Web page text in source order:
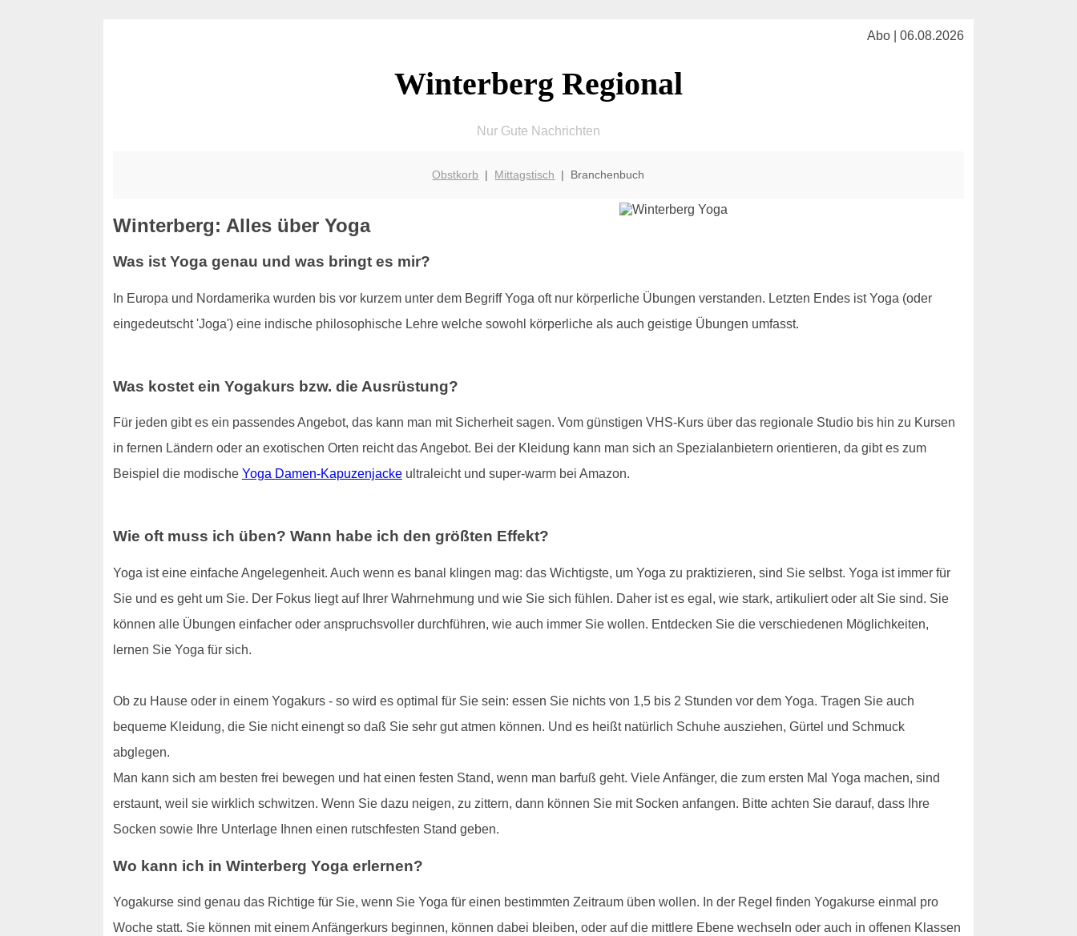
Abo | 06.08.2026
Winterberg Regional
Nur Gute Nachrichten
Obstkorb | Mittagstisch | Branchenbuch
Winterberg: Alles über Yoga
Was ist Yoga genau und was bringt es mir?
In Europa und Nordamerika wurden bis vor kurzem unter dem Begriff Yoga oft nur körperliche Übungen verstanden. Letzten Endes ist Yoga (oder
eingedeutscht 'Joga') eine indische philosophische Lehre welche sowohl körperliche als auch geistige Übungen umfasst.
Was kostet ein Yogakurs bzw. die Ausrüstung?
Für jeden gibt es ein passendes Angebot, das kann man mit Sicherheit sagen. Vom günstigen VHS-Kurs über das regionale Studio bis hin zu Kursen
in fernen Ländern oder an exotischen Orten reicht das Angebot. Bei der Kleidung kann man sich an Spezialanbietern orientieren, da gibt es zum
Beispiel die modische Yoga Damen-Kapuzenjackeultraleicht und super-warm bei Amazon.
Wie oft muss ich üben? Wann habe ich den größten Effekt?
Yoga ist eine einfache Angelegenheit. Auch wenn es banal klingen mag: das Wichtigste, um Yoga zu praktizieren, sind Sie selbst. Yoga ist immer für
Sie und es geht um Sie. Der Fokus liegt auf Ihrer Wahrnehmung und wie Sie sich fühlen. Daher ist es egal, wie stark, artikuliert oder alt Sie sind. Sie
können alle Übungen einfacher oder anspruchsvoller durchführen, wie auch immer Sie wollen. Entdecken Sie die verschiedenen Möglichkeiten,
lernen Sie Yoga für sich.
Ob zu Hause oder in einem Yogakurs - so wird es optimal für Sie sein: essen Sie nichts von 1,5 bis 2 Stunden vor dem Yoga. Tragen Sie auch
bequeme Kleidung, die Sie nicht einengt so daß Sie sehr gut atmen können. Und es heißt natürlich Schuhe ausziehen, Gürtel und Schmuck
abglegen.
Man kann sich am besten frei bewegen und hat einen festen Stand, wenn man barfuß geht. Viele Anfänger, die zum ersten Mal Yoga machen, sind
erstaunt, weil sie wirklich schwitzen. Wenn Sie dazu neigen, zu zittern, dann können Sie mit Socken anfangen. Bitte achten Sie darauf, dass Ihre
Socken sowie Ihre Unterlage Ihnen einen rutschfesten Stand geben.
Wo kann ich in Winterberg Yoga erlernen?
Yogakurse sind genau das Richtige für Sie, wenn Sie Yoga für einen bestimmten Zeitraum üben wollen. In der Regel finden Yogakurse einmal pro
Woche statt. Sie können mit einem Anfängerkurs beginnen, können dabei bleiben, oder auf die mittlere Ebene wechseln oder auch in offenen Klassen